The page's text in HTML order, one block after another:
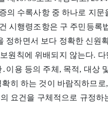
의 수록사항 중 하나로 지
시행령조항은 구 주민등록
정하면서 보다 정확한 신원
원칙에 위배되지 않는다.
이용 등의 주체, 목적, 대상
히 하는 것이 바람직하므
요건을 구체적으로 규정